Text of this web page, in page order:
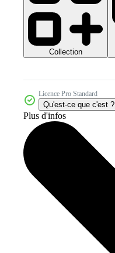
Collection
Licence Pro Standard
Qu'est-ce que c'est ?
Plus d'infos